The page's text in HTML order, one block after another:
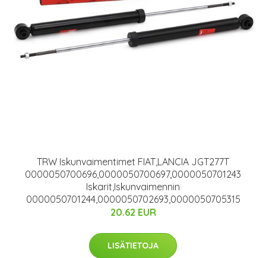
TRW Iskunvaimentimet FIAT,LANCIA JGT277T
0000050700696,0000050700697,0000050701243
Iskarit,Iskunvaimennin
0000050701244,0000050702693,0000050705315
20.62 EUR
LISÄTIETOJA